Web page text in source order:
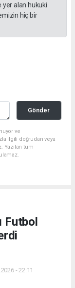
yer alan hukuki
hiç bir
Gönder
ve
ilgili doğrudan veya
Yazılan tüm
Futbol
- 22:11